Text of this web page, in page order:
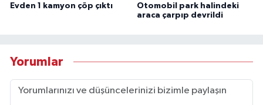
Evden 1 kamyon çöp çıktı
Otomobil park halindeki
araca çarpıp devrildi
Yorumlar